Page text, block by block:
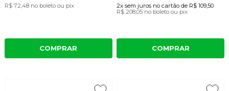
R$ 72,48 no boleto ou pix
COMPRAR
2x sem juros no cartão de R$ 109,50
R$ 208,05 no boleto ou pix
COMPRAR